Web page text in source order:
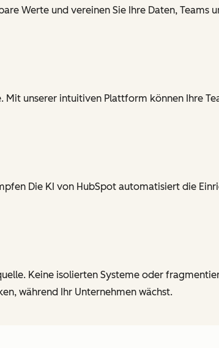
Werte und vereinen Sie Ihre Daten, Teams
Mit unserer intuitiven Plattform können Ihre
Die KI von HubSpot automatisiert die
Keine isolierten Systeme oder
während Ihr Unternehmen wächst.